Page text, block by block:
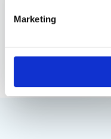
Marketing
Verwarmd Vest -